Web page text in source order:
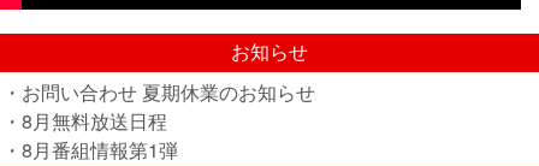
お知らせ
・お問い合わせ 夏期休業のお知らせ
・8月無料放送日程
・8月番組情報第1弾